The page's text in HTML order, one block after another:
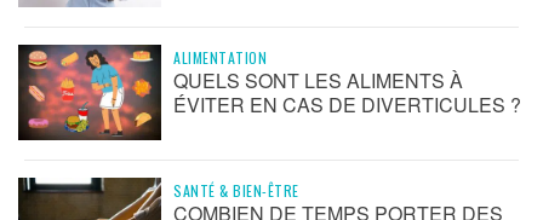
ALIMENTATION
QUELS SONT LES ALIMENTS À
ÉVITER EN CAS DE DIVERTICULES ?
SANTÉ & BIEN-ÊTRE
COMBIEN DE TEMPS PORTER DES